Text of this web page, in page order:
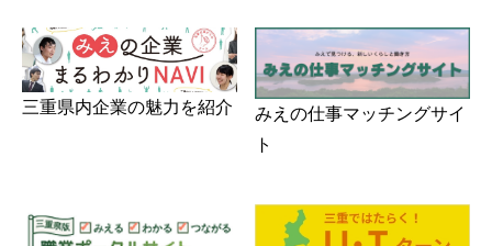
三重県内企業の魅力を紹介
みえの仕事マッチングサイ
ト